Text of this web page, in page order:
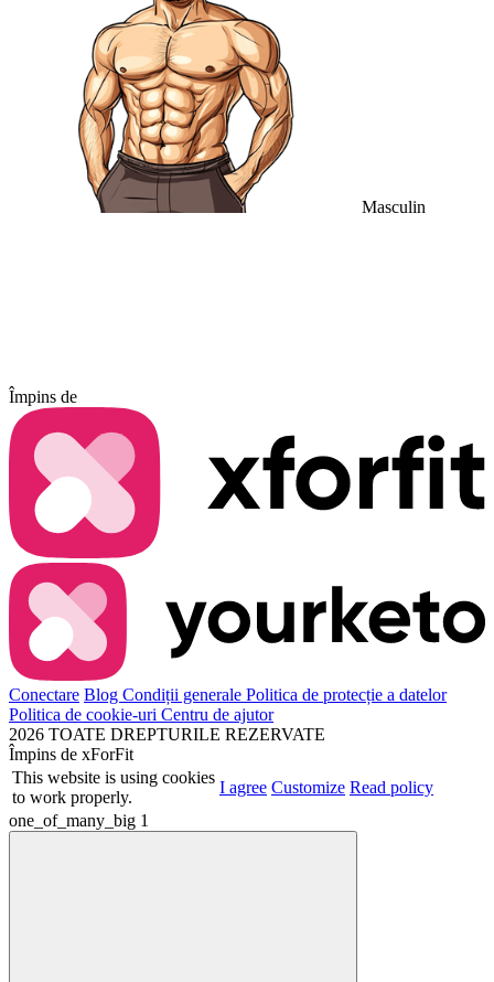
Masculin
Împins de
Conectare Blog Condiții generale Politica de protecție a datelor
Politica de cookie-uri Centru de ajutor
2026 TOATE DREPTURILE REZERVATE
Împins de xForFit
This website is using cookies
to work properly.
I agree Customize Read policy
one_of_many_big 1